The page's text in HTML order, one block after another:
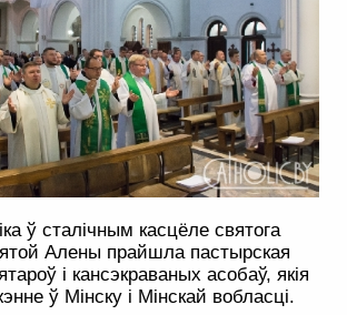
ў сталічным касцёле святога
Алены прайшла пастырская
і кансэкраваных асобаў, якія
ў Мінску і Мінскай вобласці.